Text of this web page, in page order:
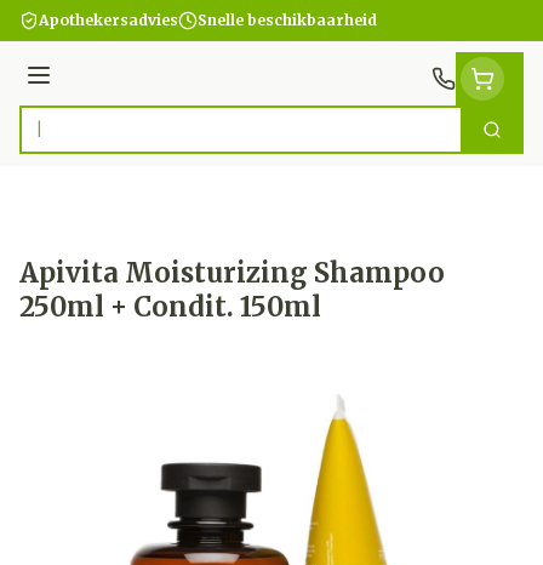
Ga naar de inhoud
Apothekersadvies Snelle beschikbaarheid
Menu
Product, merk, categorie... Zoek
Apivita Moisturizing Shampoo
250ml + Condit. 150ml